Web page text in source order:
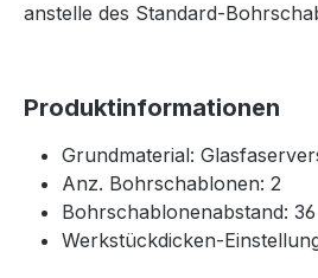
anstelle des Standard-
Produktinformationen
Grundmaterial:
Anz. Bohrschablonen: 2
Bohrschablonenabstand:
Werkstückdicken-